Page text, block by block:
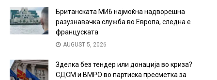
Британската МИ6 најмоќна надворешна
разузнавачка служба во Европа, следна е
француската
AUGUST 5, 2026
Зделка без тендер или донација во криза?
СДСМ и ВМРО во партиска пресметка за